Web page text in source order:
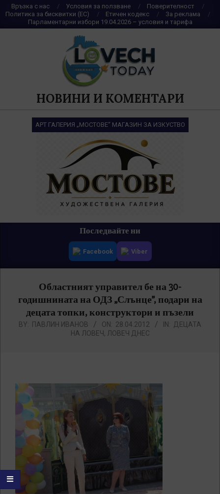
Skip
to
content
Връзка с нас Условия за ползване
Поверителност
Политика за бисквитки (ЕС)
Етичен кодекс
За реклама
Парламентарни избори 19.04.2026 – условия и тарифа
НОВИНИ И КОМЕНТАРИ
АРТ ГАЛЕРИЯ „МОСТОВЕ“ МАГАЗИН ЗА ИЗКУСТВО
Последвайте ни
Facebook Viber
Областният управител бе на 30-
годишнината на ОДЗ „Слънце”, подари на
децата топки, конструктори и пъзели
BY: ПАВЛИН ИВАНОВ ON: 28.04.2012 IN: ДЕЦАТА
НА ЛОВЕЧ, ЛОВЕЧ ДНЕС